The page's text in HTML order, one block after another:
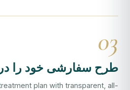
03
طرح سفارشی خود را
plan with transparent, all-